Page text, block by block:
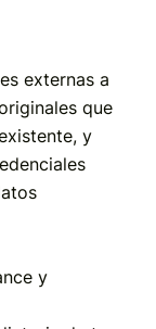
externas a
que
y
y